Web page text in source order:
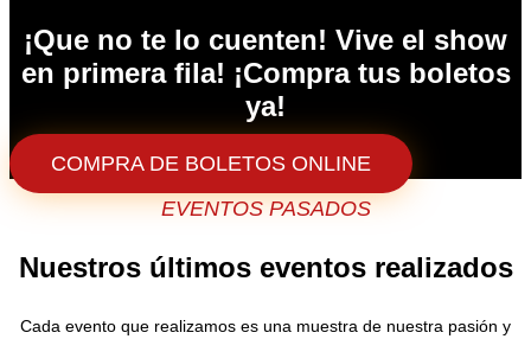
¡Que no te lo cuenten! Vive el show
en primera fila! ¡Compra tus boletos
ya!
COMPRA DE BOLETOS ONLINE
EVENTOS PASADOS
Nuestros últimos eventos realizados
Cada evento que realizamos es una muestra de nuestra pasión y